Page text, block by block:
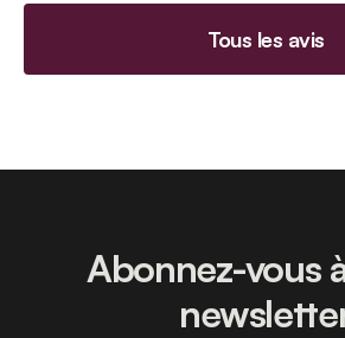
Tous les avis
Abonnez-vous